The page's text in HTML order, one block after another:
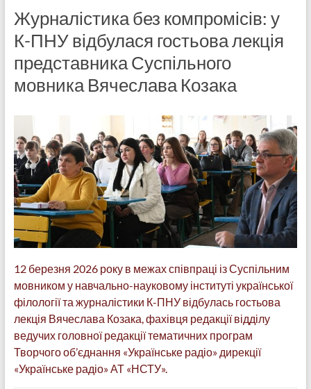
Журналістика без компромісів: у
К-ПНУ відбулася гостьова лекція
представника Суспільного
мовника Вячеслава Козака
12 березня 2026 року в межах співпраці із Суспільним
мовником у навчально-науковому інституті української
філології та журналістики К-ПНУ відбулась гостьова
лекція Вячеслава Козака, фахівця редакції відділу
ведучих головної редакції тематичних програм
Творчого об’єднання «Українське радіо» дирекції
«Українське радіо» АТ «НСТУ».